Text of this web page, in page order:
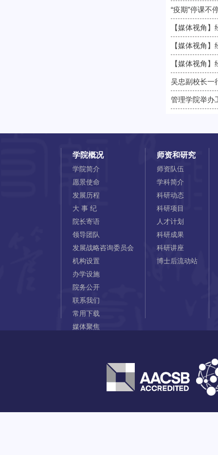
“疫期”停课不
【媒体视角
【媒体视角
【媒体视角
吴忠副校长一
管理学院举办
学院概况
学院简介
愿景使命
发展历程
大 事 纪
院长寄语
领导团队
发展战略咨询委员会
机构设置
办学设施
院务公开
联系我们
常用下载
媒体聚焦
师资和研究
师资队伍
学科简介
科研动态
科研项目
人才计划
科研成果
科研讲座
博士后流动站